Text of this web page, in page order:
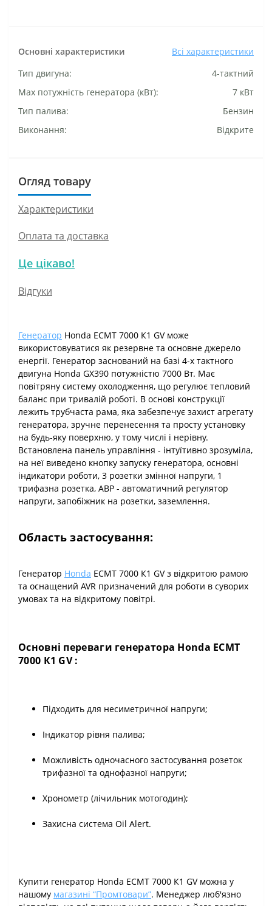
Основні характеристики
Всі характеристики
Тип двигуна:
4-тактний
Маx потужність генератора (кВт):
7 кВт
Тип палива:
Бензин
Виконання:
Відкрите
Огляд товару
Характеристики
Оплата та доставка
Це цікаво!
Відгуки
Генератор Honda ECMT 7000 К1 GV може
використовуватися як резервне та основне джерело
енергії. Генератор заснований на базі 4-х тактного
двигуна Honda GX390 потужністю 7000 Вт. Має
повітряну систему охолодження, що регулює тепловий
баланс при тривалій роботі. В основі конструкції
лежить трубчаста рама, яка забезпечує захист агрегату
генератора, зручне перенесення та просту установку
на будь-яку поверхню, у тому числі і нерівну.
Встановлена ​​панель управління - інтуїтивно зрозуміла,
на неї виведено кнопку запуску генератора, основні
індикатори роботи, 3 розетки змінної напруги, 1
трифазна розетка, АВР - автоматичний регулятор
напруги, запобіжник на розетки, заземлення.
Область застосування:
Генератор Honda ECMT 7000 К1 GV з відкритою рамою
та оснащений AVR призначений для роботи в суворих
умовах та на відкритому повітрі.
Основні переваги генератора Honda ECMT
7000 К1 GV :
Підходить для несиметричної напруги;
Індикатор рівня палива;
Можливість одночасного застосування розеток
трифазної та однофазної напруги;
Хронометр (лічильник мотогодин);
Захисна система Oil Alert.
Купити генератор Honda ECMT 7000 К1 GV можна у
нашому магазині “Промтовари”. Менеджер люб'язно